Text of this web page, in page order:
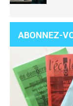
ABONNEZ-